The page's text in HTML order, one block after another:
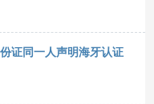
证同一人声明海牙认证